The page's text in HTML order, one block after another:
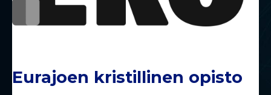
Eurajoen kristillinen opisto